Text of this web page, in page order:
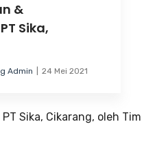
&
Sika,
Admin 24 Mei 2021
Sika, Cikarang, oleh Tim